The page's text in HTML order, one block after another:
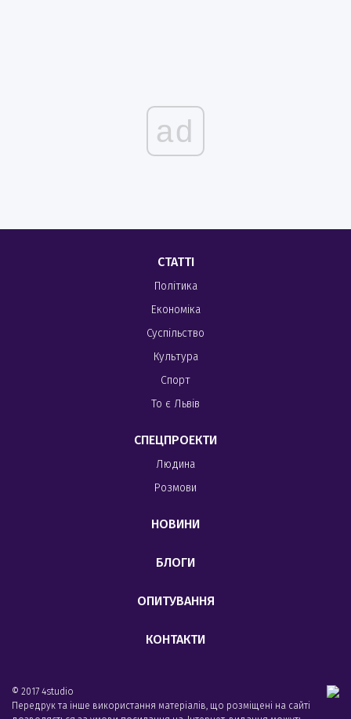
ad
СТАТТІ
Політика
Економіка
Суспільство
Культура
Спорт
То є Львів
СПЕЦПРОЕКТИ
Людина
Розмови
НОВИНИ
БЛОГИ
ОПИТУВАННЯ
КОНТАКТИ
© 2017 4studio
Передрук та інше використання матеріалів, що розміщені на сайті